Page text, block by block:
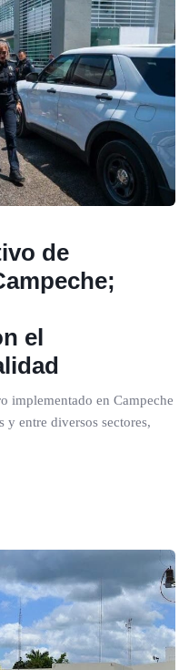
de
el
implementado en Campeche
y entre diversos sectores,